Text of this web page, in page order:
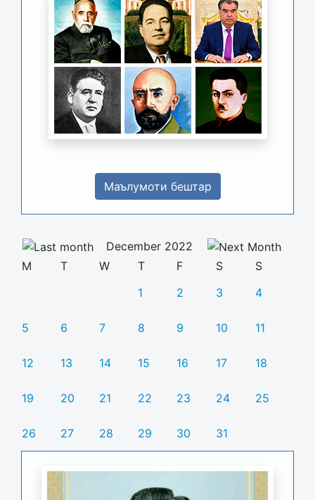
Маълумоти бештар
December 2022
M
T W T F S
S
1
2 3 4
5 6 7 8 9 10 11
12 13 14 15 16 17 18
19 20 21 22 23 24 25
26 27 28 29 30 31